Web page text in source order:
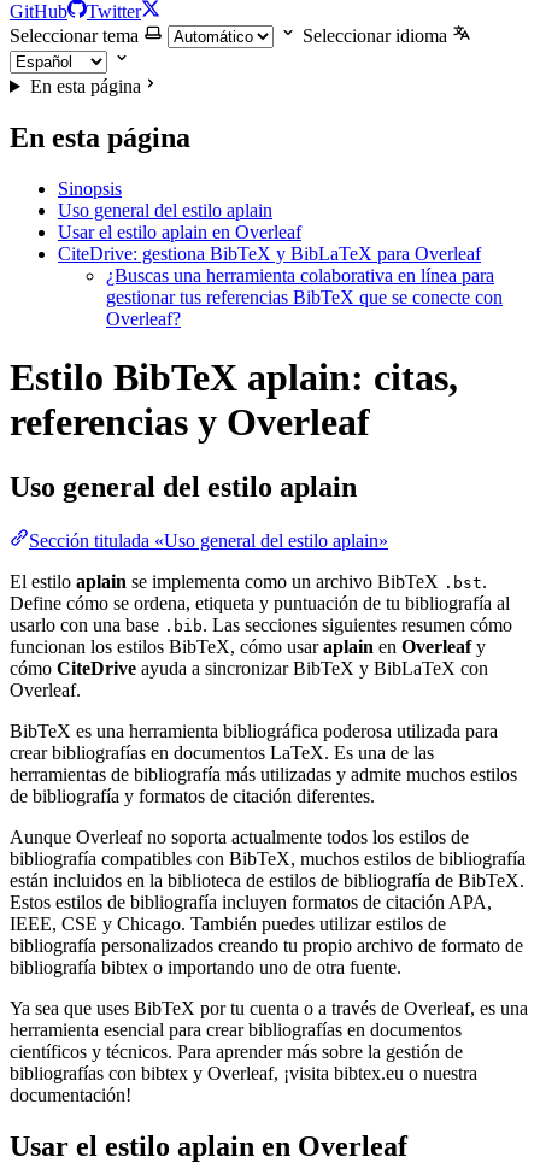
GitHub
Twitter
Seleccionar tema
Seleccionar idioma
En esta página
En esta página
Sinopsis
Uso general del estilo aplain
Usar el estilo aplain en Overleaf
CiteDrive: gestiona BibTeX y BibLaTeX para Overleaf
¿Buscas una herramienta colaborativa en línea para
gestionar tus referencias BibTeX que se conecte con
Overleaf?
Estilo BibTeX aplain: citas,
referencias y Overleaf
Uso general del estilo aplain
Sección titulada «Uso general del estilo aplain»
El estilo aplain se implementa como un archivo BibTeX .bst.
Define cómo se ordena, etiqueta y puntuación de tu bibliografía al
usarlo con una base .bib. Las secciones siguientes resumen cómo
funcionan los estilos BibTeX, cómo usaraplain en Overleafy
cómo CiteDrive ayuda a sincronizar BibTeX y BibLaTeX con
Overleaf.
BibTeX es una herramienta bibliográfica poderosa utilizada para
crear bibliografías en documentos LaTeX. Es una de las
herramientas de bibliografía más utilizadas y admite muchos estilos
de bibliografía y formatos de citación diferentes.
Aunque Overleaf no soporta actualmente todos los estilos de
bibliografía compatibles con BibTeX, muchos estilos de bibliografía
están incluidos en la biblioteca de estilos de bibliografía de BibTeX.
Estos estilos de bibliografía incluyen formatos de citación APA,
IEEE, CSE y Chicago. También puedes utilizar estilos de
bibliografía personalizados creando tu propio archivo de formato de
bibliografía bibtex o importando uno de otra fuente.
Ya sea que uses BibTeX por tu cuenta o a través de Overleaf, es una
herramienta esencial para crear bibliografías en documentos
científicos y técnicos. Para aprender más sobre la gestión de
bibliografías con bibtex y Overleaf, ¡visita bibtex.eu o nuestra
documentación!
Usar el estilo aplain en Overleaf